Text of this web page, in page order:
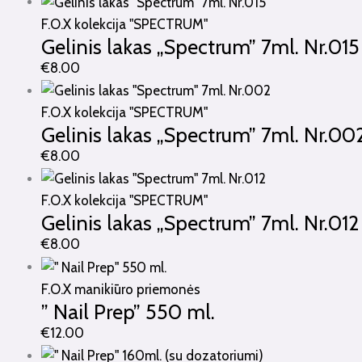
F.O.X kolekcija "SPECTRUM"
Gelinis lakas „Spectrum” 7ml. Nr.015
€8.00
F.O.X kolekcija "SPECTRUM"
Gelinis lakas „Spectrum” 7ml.
€8.00
F.O.X kolekcija "SPECTRUM"
Gelinis lakas „Spectrum” 7ml. Nr.012
€8.00
F.O.X manikiūro priemonės
” Nail Prep” 550 ml.
€12.00